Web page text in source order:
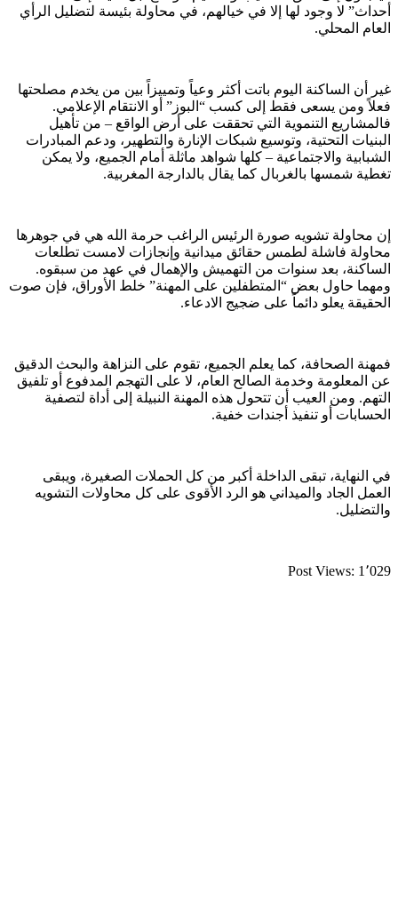
أحداث” لا وجود لها إلا في خيالهم، في محاولة بئيسة لتضليل الرأي
العام المحلي.
غير أن الساكنة اليوم باتت أكثر وعياً وتمييزاً بين من يخدم مصلحتها
فعلاً ومن يسعى فقط إلى كسب “البوز” أو الانتقام الإعلامي.
فالمشاريع التنموية التي تحققت على أرض الواقع – من تأهيل
البنيات التحتية، وتوسيع شبكات الإنارة والتطهير، ودعم المبادرات
الشبابية والاجتماعية – كلها شواهد ماثلة أمام الجميع، ولا يمكن
تغطية شمسها بالغربال كما يقال بالدارجة المغربية.
إن محاولة تشويه صورة الرئيس الراغب حرمة الله هي في جوهرها
محاولة فاشلة لطمس حقائق ميدانية وإنجازات لامست تطلعات
الساكنة، بعد سنوات من التهميش والإهمال في عهد من سبقوه.
ومهما حاول بعض “المتطفلين على المهنة” خلط الأوراق، فإن صوت
الحقيقة يعلو دائماً على ضجيج الادعاء.
فمهنة الصحافة، كما يعلم الجميع، تقوم على النزاهة والبحث الدقيق
عن المعلومة وخدمة الصالح العام، لا على التهجم المدفوع أو تلفيق
التهم. ومن العيب أن تتحول هذه المهنة النبيلة إلى أداة لتصفية
الحسابات أو تنفيذ أجندات خفية.
في النهاية، تبقى الداخلة أكبر من كل الحملات الصغيرة، ويبقى
العمل الجاد والميداني هو الرد الأقوى على كل محاولات التشويه
والتضليل.
Post Views: 1٬029